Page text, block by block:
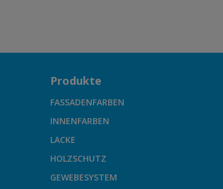
Produkte
FASSADENFARBEN
INNENFARBEN
LACKE
HOLZSCHUTZ
GEWEBESYSTEM